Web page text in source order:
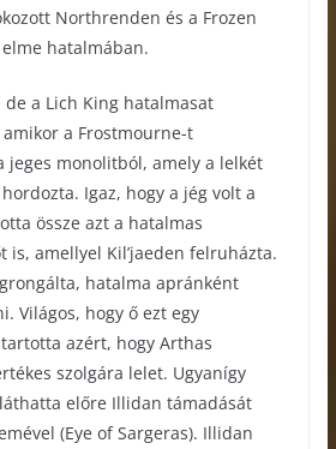
Northrenden és a Frozen
hatalmában.
a Lich King hatalmasat
a Frostmourne-t
jeges monolitból, amely a lelkét
Igaz, hogy a jég volt a
össze azt a hatalmas
is, amellyel Kil’jaeden felruházta.
hatalma apránként
Világos, hogy ő ezt egy
azért, hogy Arthas
szolgára lelet. Ugyanígy
előre Illidan támadását
(Eye of Sargeras). Illidan